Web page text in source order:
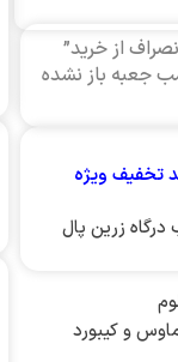
از خرید”
جعبه باز نشده
درگاه زرین پال
و کیبورد